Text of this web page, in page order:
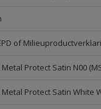
of
Protect Satin N00
Protect Satin White